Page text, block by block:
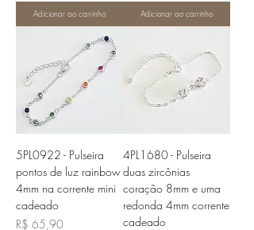
Adicionar ao carrinho Adicionar ao carrinho
5PL0922 - Pulseira
pontos de luz rainbow
4mm na corrente mini
cadeado
Preço
R$ 65,90
4PL1680 - Pulseira
duas zircônias
coração 8mm e uma
redonda 4mm corrente
cadeado